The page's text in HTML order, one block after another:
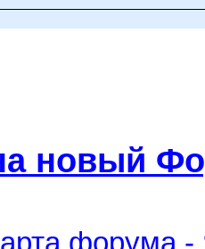
новый